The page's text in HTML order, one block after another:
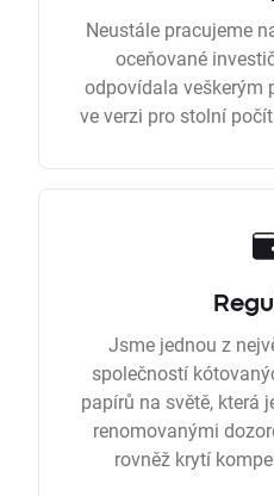
Neustále pracujeme
oceňované
odpovídala veškerým
ve verzi pro stolní
Jsme jednou z
společností
papírů na světě, která
renomovanými
rovněž krytí